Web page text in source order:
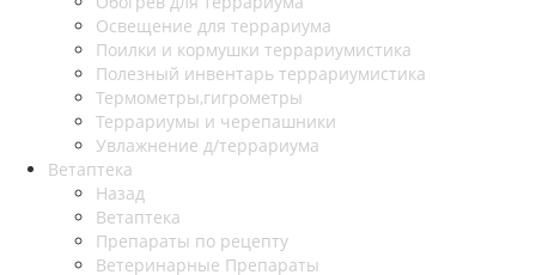
Освещение для террариума
Поилки и кормушки террариумистика
Полезный инвентарь террариумистика
Термометры,гигрометры
Террариумы и черепашники
Увлажнение д/террариума
Ветаптека
Назад
Ветаптека
Препараты по рецепту
Ветеринарные Препараты